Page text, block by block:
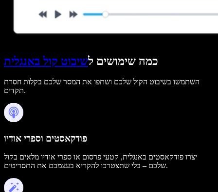
כמה שימושים לשיבוט קול באנגלית
השתמשו בשיבוט הקול שלכם ושתפו את המסר שלכם בקלות חסרת
תקדים.
פודקאסטים וספרי אודיו
יצרו פודקאסטים באנגלית, קטעי פרסום או ספרי אודיו מלאים בקול
שלכם – בלי שתצטרכו להקריא בעצמכם את התסריטים.